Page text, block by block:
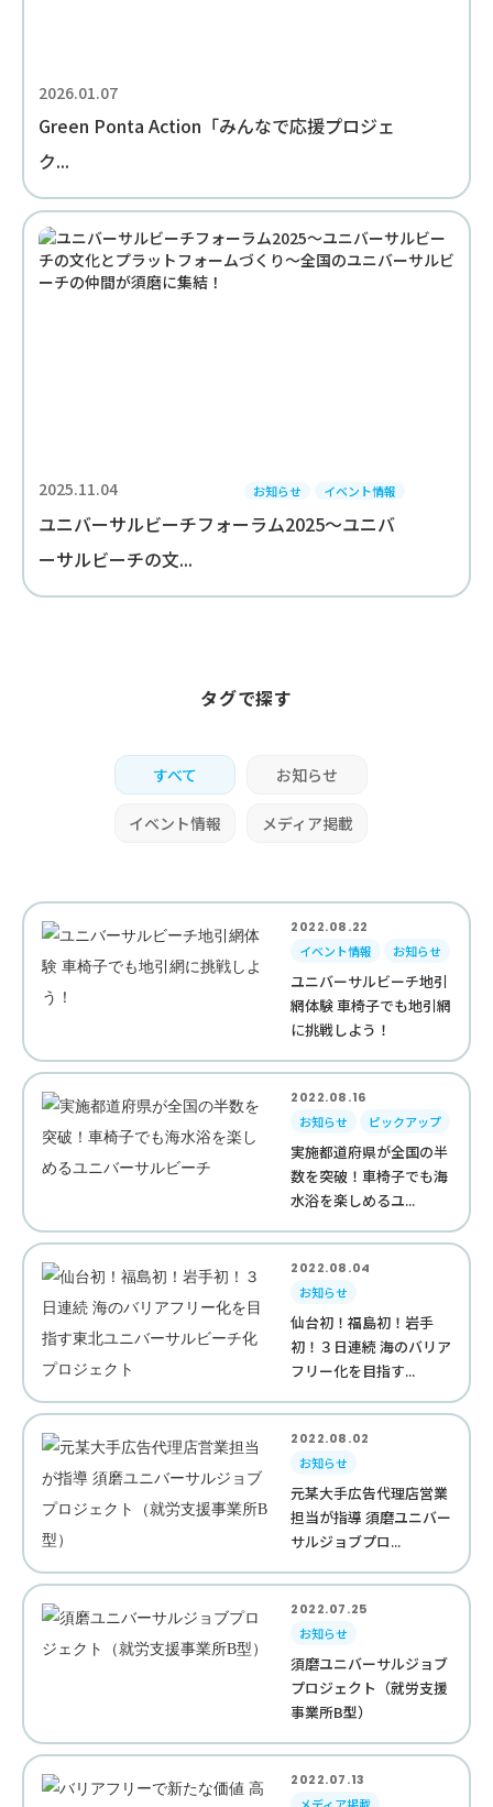
2026.01.07
Green Ponta Action「みんなで応援プロジェ
ク...
2025.11.04 お知らせ イベント情報
ユニバーサルビーチフォーラム2025～ユニバ
ーサルビーチの文...
タグで探す
すべて お知らせ
イベント情報 メディア掲載
2022.08.22
イベント情報
お知らせ
ユニバーサルビーチ地引
網体験 車椅子でも地引網
に挑戦しよう！
2022.08.16
お知らせ
ピックアップ
実施都道府県が全国の半
数を突破！車椅子でも海
水浴を楽しめるユ...
2022.08.04
お知らせ
仙台初！福島初！岩手
初！３日連続 海のバリア
フリー化を目指す...
2022.08.02
お知らせ
元某大手広告代理店営業
担当が指導 須磨ユニバー
サルジョブプロ...
2022.07.25
お知らせ
須磨ユニバーサルジョブ
プロジェクト（就労支援
事業所B型）
2022.07.13